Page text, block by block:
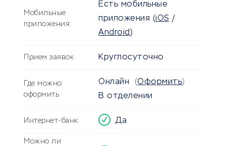
Мобильные
приложения
Есть мобильные
приложения (iOS /
Android)
Прием заявок Круглосуточно
Где можно
оформить
Онлайн (Оформить)
В отделении
Интернет-банк Да
Можно ли